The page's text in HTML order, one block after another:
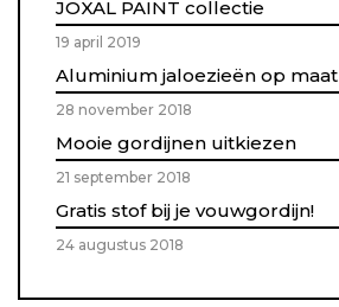
JOXAL PAINT collectie
19 april 2019
Aluminium jaloezieën op maat
28 november 2018
Mooie gordijnen uitkiezen
21 september 2018
Gratis stof bij je vouwgordijn!
24 augustus 2018